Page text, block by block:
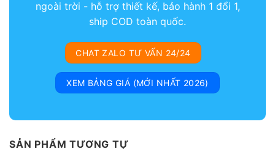
ngoài trời - hỗ trợ thiết kế, bảo hành 1 đổi 1,
ship COD toàn quốc.
CHAT ZALO TƯ VẤN 24/24
XEM BẢNG GIÁ (MỚI NHẤT 2026)
SẢN PHẨM TƯƠNG TỰ